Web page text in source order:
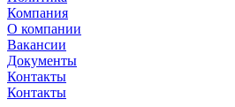
Компания
О компании
Вакансии
Документы
Контакты
Контакты